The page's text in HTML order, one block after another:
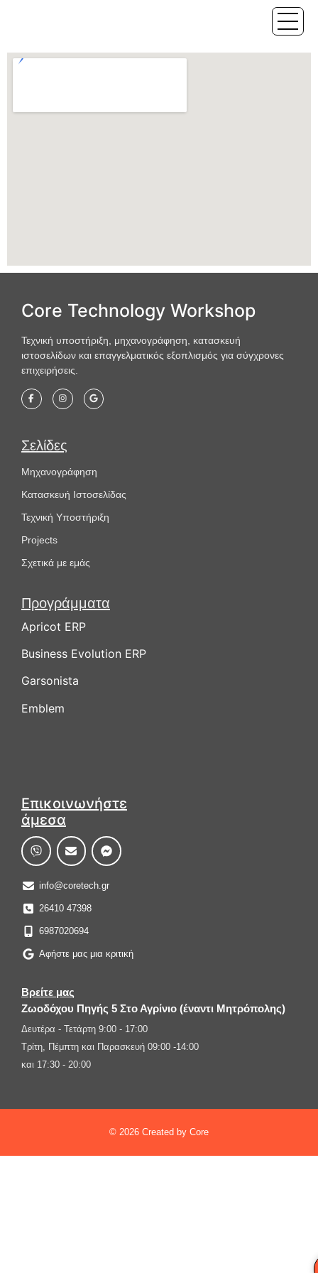
Core Technology Workshop
Τεχνική υποστήριξη, μηχανογράφηση, κατασκευή
ιστοσελίδων και επαγγελματικός εξοπλισμός για σύγχρονες
επιχειρήσεις.
Σελίδες
Μηχανογράφηση
Κατασκευή Ιστοσελίδας
Τεχνική Υποστήριξη
Projects
Σχετικά με εμάς
Προγράμματα
Apricot ERP
Business Evolution ERP
Garsonista
Emblem
Επικοινωνήστε
άμεσα
info@coretech.gr
26410 47398
6987020694
Αφήστε μας μια κριτική
Βρείτε μας
Ζωοδόχου Πηγής 5 Στο Αγρίνιο (έναντι Μητρόπολης)
Δευτέρα - Τετάρτη 9:00 - 17:00
Τρίτη, Πέμπτη και Παρασκευή 09:00 -14:00
και 17:30 - 20:00
© 2026 Created by Core